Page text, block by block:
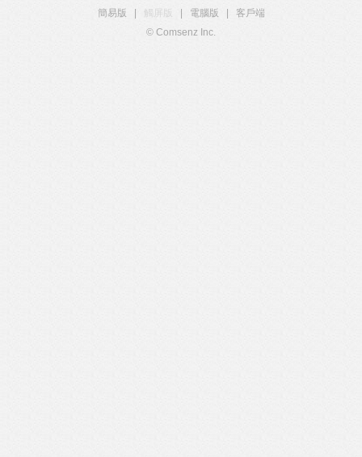
簡易版
觸屏版 電腦版
客戶端
© Comsenz Inc.